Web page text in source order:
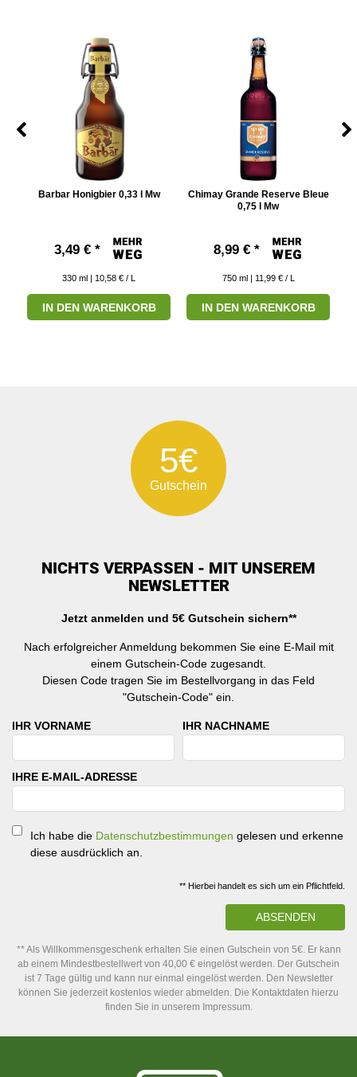
Barbar Honigbier 0,33 l Mw
3,49 € *
330 ml | 10,58 € / L
IN DEN WARENKORB
Chimay Grande Reserve Bleue
0,75 l Mw
8,99 € *
750 ml | 11,99 € / L
IN DEN WARENKORB
5€
Gutschein
NICHTS VERPASSEN - MIT UNSEREM
NEWSLETTER
Jetzt anmelden und 5€ Gutschein sichern**
Nach erfolgreicher Anmeldung bekommen Sie eine E-Mail mit
einem Gutschein-Code zugesandt.
Diesen Code tragen Sie im Bestellvorgang in das Feld
"Gutschein-Code" ein.
IHR VORNAME IHR NACHNAME
IHRE E-MAIL-ADRESSE
Ich habe die Datenschutzbestimmungen gelesen und erkenne
diese ausdrücklich an.
** Hierbei handelt es sich um ein Pflichtfeld.
ABSENDEN
** Als Willkommensgeschenk erhalten Sie einen Gutschein von 5€. Er kann
ab einem Mindestbestellwert von 40,00 € eingelöst werden. Der Gutschein
ist 7 Tage gültig und kann nur einmal eingelöst werden. Den Newsletter
können Sie jederzeit kostenlos wieder abmelden. Die Kontaktdaten hierzu
finden Sie in unserem Impressum.